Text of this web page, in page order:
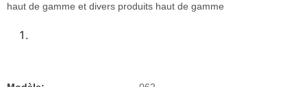
haut de gamme et divers produits haut de gamme